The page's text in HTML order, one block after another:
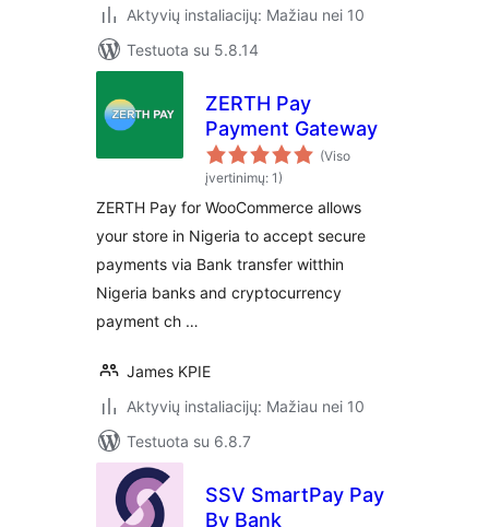
Aktyvių instaliacijų: Mažiau nei 10
Testuota su 5.8.14
ZERTH Pay
Payment Gateway
(Viso
įvertinimų: 1)
ZERTH Pay for WooCommerce allows
your store in Nigeria to accept secure
payments via Bank transfer witthin
Nigeria banks and cryptocurrency
payment ch …
James KPIE
Aktyvių instaliacijų: Mažiau nei 10
Testuota su 6.8.7
SSV SmartPay Pay
By Bank